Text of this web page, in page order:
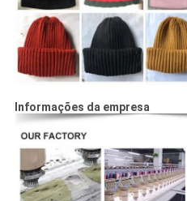
Informações da empresa